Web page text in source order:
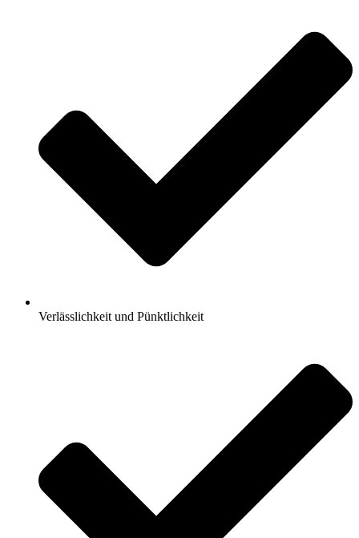
Verlässlichkeit und Pünktlichkeit